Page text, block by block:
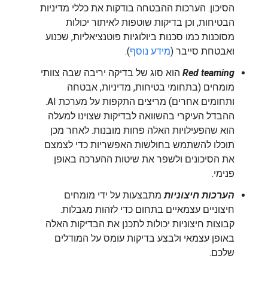
הסיכון. הערכות ההבטחה בודקות את כללי מדיניות
הבטיחות, וכן בדיקות שוטפות לאיתור יכולות
מסוכנות כמו סכנות ביולוגיות פוטנציאליות, שכנוע
ואבטחת סייבר (מידע נוסף).
Red teaming הוא סוג של בדיקה יריבה שבה צוותי
מומחים (בתחומי בטיחות, מדיניות, אבטחה
ותחומים אחרים) מריצים התקפות על מערכת AI.
ההבדל העיקרי בהשוואה לבדיקות שצוינו למעלה
הוא שהפעילויות האלה פחות מובנות. לאחר מכן
תוכלו להשתמש בחולשות האפשריות כדי לצמצם
את הסיכונים ולשפר את שיטות ההערכה באופן
פנימי.
הערכות חיצוניותמתבצעות על ידי מומחים
חיצוניים עצמאיים בתחום כדי לזהות מגבלות.
קבוצות חיצוניות יכולות לתכנן את הבדיקות האלה
באופן עצמאי ולבצע בדיקות עומס על המודלים
שלכם.